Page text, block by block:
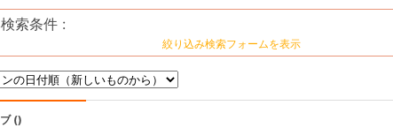
索条件 :
絞り込み検索フォームを表示
()